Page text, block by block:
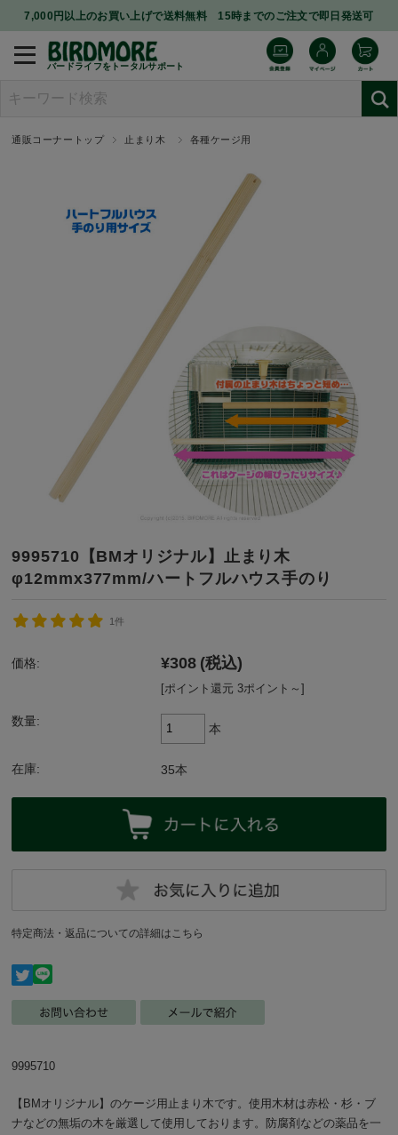
7,000円以上のお買い上げで送料無料 15時までのご注文で即日発送可
バードライフをトータルサポート
通販コーナートップ 止まり木 各種ケージ用
9995710【BMオリジナル】止まり木
φ12mmx377mm/ハートフルハウス手のり
1件
価格: ¥308 (税込)
[ポイント還元 3ポイント～]
数量:
本
在庫: 35本
特定商法・返品についての詳細はこちら
9995710
【BMオリジナル】のケージ用止まり木です。使用木材は赤松・杉・ブ
ナなどの無垢の木を厳選して使用しております。防腐剤などの薬品を一